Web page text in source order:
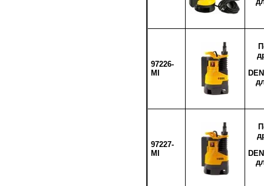
97226-
MI
97227-
MI